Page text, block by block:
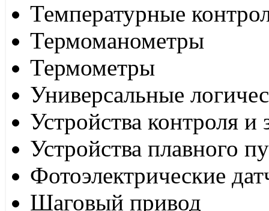
Температурные
Термоманометры
Термометры
Универсальные
Устройства контроля
Устройства плавного
Фотоэлектрические
Шаговый привод